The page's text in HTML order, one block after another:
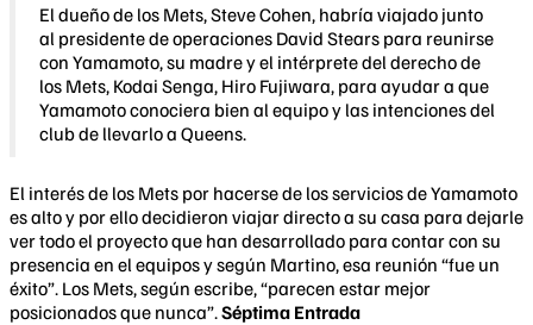
El dueño de los Mets, Steve Cohen, habría viajado junto
al presidente de operaciones David Stears para reunirse
con Yamamoto, su madre y el intérprete del derecho de
los Mets, Kodai Senga, Hiro Fujiwara, para ayudar a que
Yamamoto conociera bien al equipo y las intenciones del
club de llevarlo a Queens.
El interés de los Mets por hacerse de los servicios de Yamamoto
es alto y por ello decidieron viajar directo a su casa para dejarle
ver todo el proyecto que han desarrollado para contar con su
presencia en el equipos y según Martino, esa reunión “fue un
éxito”. Los Mets, según escribe, “parecen estar mejor
posicionados que nunca”.Séptima Entrada